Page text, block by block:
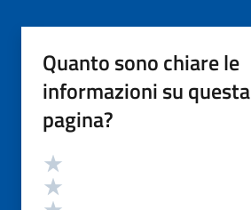
Quanto sono chiare le
informazioni su questa
pagina?
Valutazione